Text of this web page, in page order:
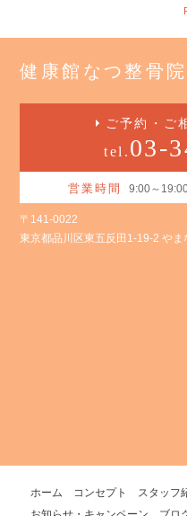
健康館なつ整骨院
ご予約・ご
tel. 03-
営業時間 9:00～
〒141-0022
東京都品川区東五反田1-19-2 やま
ホーム コンセプト スタッフ